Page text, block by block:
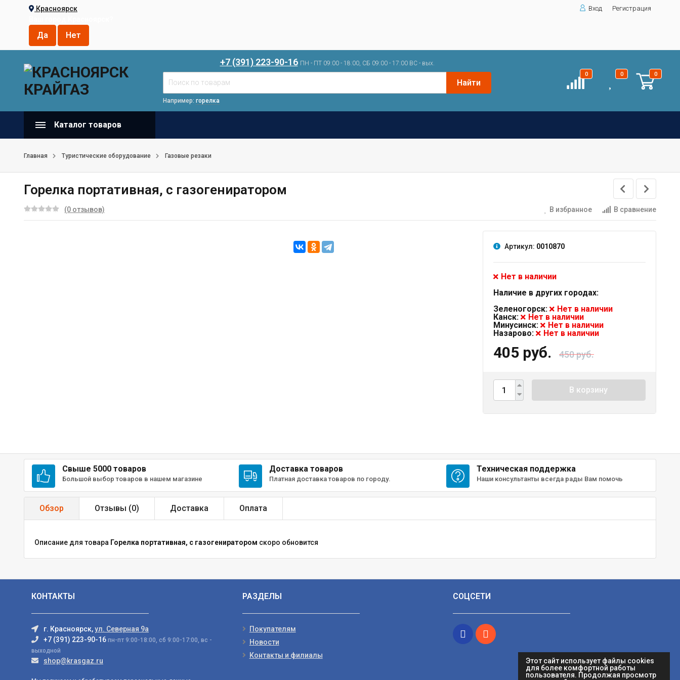
Этот сайт использует файлы cookies
для более комфортной работы
пользователя. Продолжая просмотр
Красноярск
Вход Регистрация
+7 (391) 223-90-16 ПН - ПТ 09:00 - 18:00, СБ 09:00 - 17:00 ВС - вых.
Найти
Например: горелка
0 0 0
Каталог товаров
Главная Туристические оборудование Газовые резаки
Горелка портативная, с газогениратором
(0 отзывов) В избранное В сравнение
Артикул: 0010870
Нет в наличии
Наличие в других городах:
Зеленогорск:
Нет в наличии
Канск:
Нет в наличии
Минусинск:
Нет в наличии
Назарово:
Нет в наличии
405 руб. 450 руб.
В корзину
Свыше 5000 товаров
Большой выбор товаров в нашем магазине
Доставка товаров
Платная доставка товаров по городу.
Техническая поддержка
Наши консультанты всегда рады Вам помочь
Обзор Отзывы (0) Доставка Оплата
Описание для товара Горелка портативная, с газогениратором скоро обновится
КОНТАКТЫ
г. Красноярск,ул. Северная 9а
+7 (391) 223-90-16 пн-пт 9:00-18:00, сб 9:00-17:00, вс -
выходной
shop@krasgaz.ru
РАЗДЕЛЫ
Покупателям
Новости
Контакты и филиалы
СОЦСЕТИ